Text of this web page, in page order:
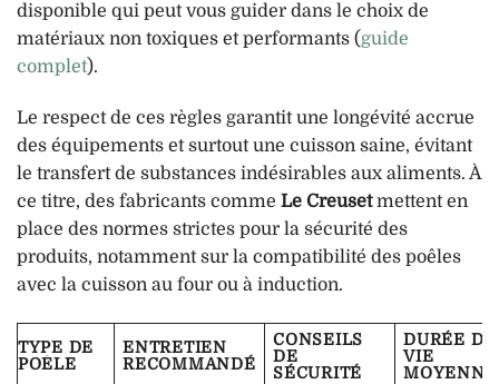
disponible qui peut vous guider dans le choix de
matériaux non toxiques et performants (guide
complet).
Le respect de ces règles garantit une longévité accrue
des équipements et surtout une cuisson saine, évitant
le transfert de substances indésirables aux aliments. À
ce titre, des fabricants comme Le Creusetmettent en
place des normes strictes pour la sécurité des
produits, notamment sur la compatibilité des poêles
avec la cuisson au four ou à induction.
TYPE DE
POÊLE
ENTRETIEN
RECOMMANDÉ
CONSEILS
DE
SÉCURITÉ
DURÉE DE
VIE
MOYENNE